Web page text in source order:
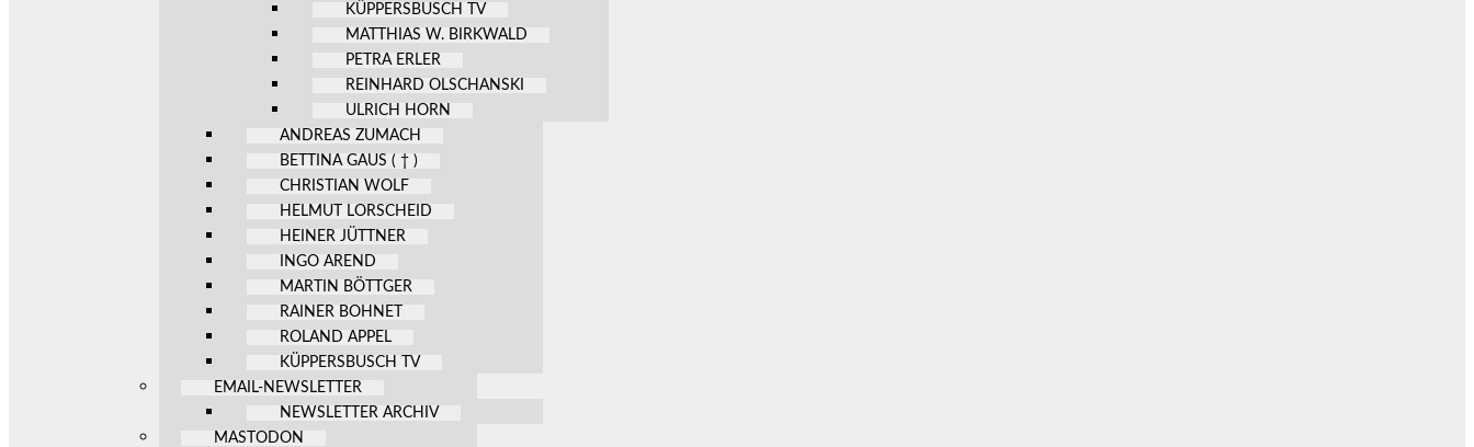
KÜPPERSBUSCH TV
MATTHIAS W. BIRKWALD
PETRA ERLER
REINHARD OLSCHANSKI
ULRICH HORN
ANDREAS ZUMACH
BETTINA GAUS ( † )
CHRISTIAN WOLF
HELMUT LORSCHEID
HEINER JÜTTNER
INGO AREND
MARTIN BÖTTGER
RAINER BOHNET
ROLAND APPEL
KÜPPERSBUSCH TV
EMAIL-NEWSLETTER
NEWSLETTER ARCHIV
MASTODON